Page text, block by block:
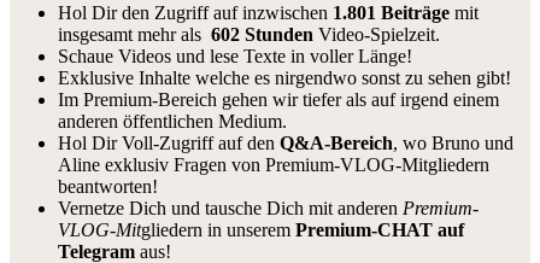
Hol Dir den Zugriff auf inzwischen 1.801 Beiträge mit
insgesamt mehr als 602 Stunden Video-Spielzeit.
Schaue Videos und lese Texte in voller Länge!
Exklusive Inhalte welche es nirgendwo sonst zu sehen gibt!
Im Premium-Bereich gehen wir tiefer als auf irgend einem
anderen öffentlichen Medium.
Hol Dir Voll-Zugriff auf den Q&A-Bereich, wo Bruno und
Aline exklusiv Fragen von Premium-VLOG-Mitgliedern
beantworten!
Vernetze Dich und tausche Dich mit anderen Premium-
VLOG-Mitgliedern in unserem Premium-CHAT auf
Telegram aus!